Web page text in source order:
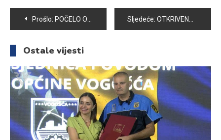
Navigacija
članaka
Prošlo: POČELO OBILJEŽAVANJE GODIŠNJICE OSNIVANJA SPECIJALNE JEDINICE ODREDA ” BOSNA” Sljedeće: OTKRIVENA SPOMEN PLOČA PRIPADNICIMA PS VOGOŠĆA
Ostale vijesti